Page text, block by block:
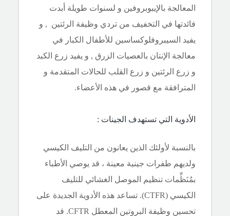
المعالجة بالإيبوبروفين و لسنوات طويلة أبدت
فائدتها في التخفيف من تردي وظيفة الرئتين , و
يفيد السيبروفلوكساسين للأطفال الكبار في
معالجة الإنتان بالعصيات الزرق , و يفيد زرع الكبد
و زرع الرئتين و زرع القلب للحالات المتقدمة و
المترافقة مع قصور في هذه الأعضاء.
الأدوية التي تستهدف الجينات :
بالنسبة لأولئك الذين يعانون من التليف الكيسي
ولديهم طفرات جينية معينة ، قد يوصي الأطباء
بمُنَظِّمات تنظيم الموصل الغشائي للتليف
الكيسي (CTFR). تساعد هذه الأدوية الجديدة على
تحسين وظيفة البروتين المعطل CFTR. قد